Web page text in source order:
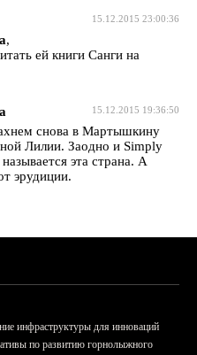
15.12.2015 23:00:36
,
ей книги Санги на
15.12.2015 19:36:50
снова в Мартышкину
Лилии. Заодно и Simply
эта страна. А
эрудиции.
инфраструктуры для инноваций
по развитию горнолыжного